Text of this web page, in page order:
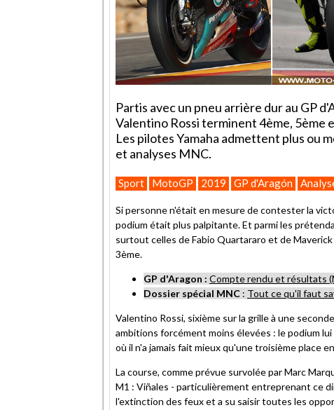
Partis avec un pneu arrière dur au GP
Valentino Rossi terminent 4ème, 5ème
Les pilotes Yamaha admettent plus ou
et analyses MNC.
Sport MotoGP 2019 GP d'Aragón
Si personne n'était en mesure de contester la
podium était plus palpitante. Et parmi les
surtout celles de Fabio Quartararo et de
3ème.
GP d'Aragon : Compte rendu et résultats
Dossier spécial MNC : Tout ce qu'il faut
Valentino Rossi, sixième sur la grille à une
ambitions forcément moins élevées : le podium
où il n'a jamais fait mieux qu'une troisième place
La course, comme prévue survolée par Marc
M1 : Viñales - particulièrement entreprenant ce
l'extinction des feux et a su saisir toutes les